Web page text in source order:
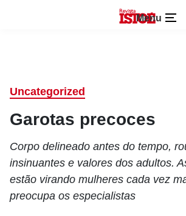
Menu
Uncategorized
Garotas precoces
Corpo delineado antes do tempo,
insinuantes e valores dos adultos.
estão virando mulheres cada vez
preocupa os especialistas